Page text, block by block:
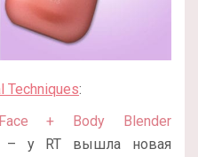
Techniques:
+ Body Blender
– у RT вышла новая